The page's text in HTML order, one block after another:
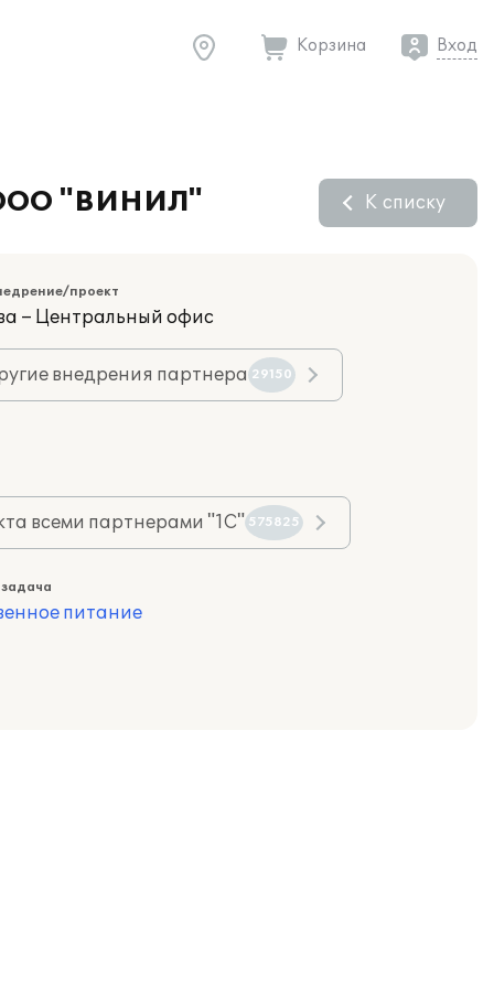
Корзина Вход
ООО "ВИНИЛ" К списку
проект
– Центральный офис
внедрения партнера 29150
всеми партнерами "1С" 575825
питание